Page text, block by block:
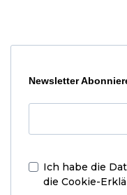
Newsletter
Ich habe die
die Cookie-